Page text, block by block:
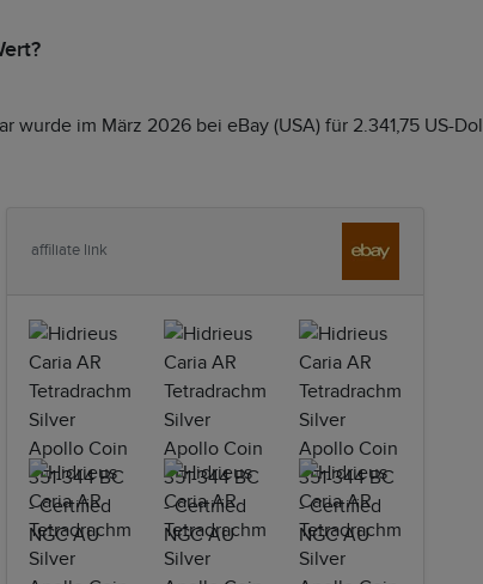
wurde im März 2026 bei eBay (USA) für 2.341,75 US-
affiliate link